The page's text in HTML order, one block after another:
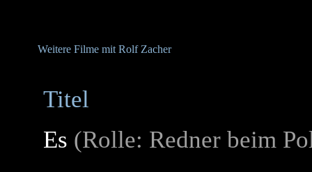
Weitere Filme mit Rolf Zacher
Titel
Es (Rolle: Redner beim